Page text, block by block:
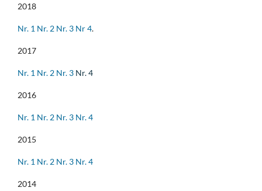
2018
Nr. 1 Nr. 2 Nr. 3 Nr 4.
2017
Nr. 1 Nr. 2 Nr. 3 Nr. 4
2016
Nr. 1 Nr. 2 Nr. 3 Nr. 4
2015
Nr. 1 Nr. 2 Nr. 3 Nr. 4
2014